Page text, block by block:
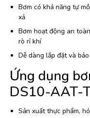
Bơm có khả năng tự
xả
Bơm hoạt động an
rò rỉ khí
Dễ dàng lắp đặt và
Ứng dụng
DS10-AAT-
Sản xuất thực phẩm,